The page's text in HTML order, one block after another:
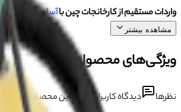
واردات مستقیم از کارخانجات چین باآسان جی اس ام
مشاهده بیشتر
ویژگی‌های محصول
نظرها دیدگاه کاربران درباره این محصول